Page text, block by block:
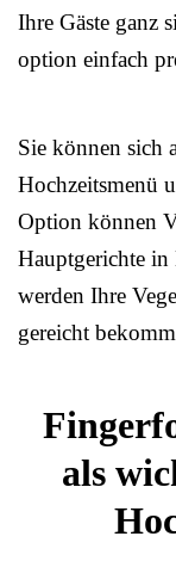
Ihre Gäste ganz
option einfach
Sie können sich
Hochzeitsmenü
Option können
Hauptgerichte
werden Ihre
gereicht
als